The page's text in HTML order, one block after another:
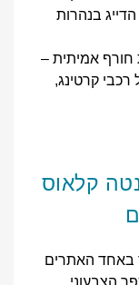
בנהרות
חורף אמיתית –
קרטינג,
קלאוס
באחד האתרים
הצבעוני